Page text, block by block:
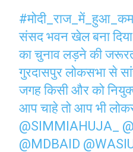
संसद भवन खेल बना
का चुनाव लड़ने की
गुरदासपुर लोकसभा से
जगह किसी और को
आप चाहे तो आप भी
@SIMMIAHUJA_
@MDBAID